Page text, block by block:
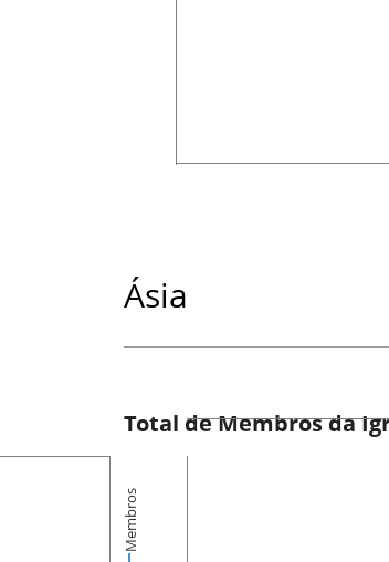
Ásia
Total de Membros da
Membros